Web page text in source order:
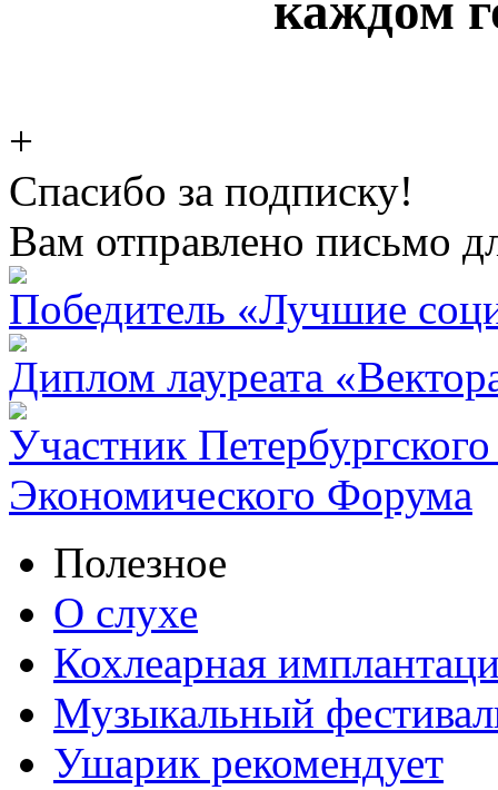
каждом
+
Спасибо за подписку!
Вам отправлено письмо
Победитель «Лучшие
Диплом лауреата
Участник
Экономического Форума
Полезное
О слухе
Кохлеарная
Музыкальный
Ушарик рекомендует